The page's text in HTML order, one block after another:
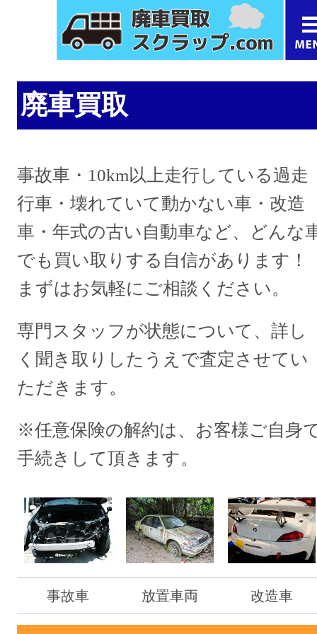
廃車買取
事故車・10km以上走行している過走
行車・壊れていて動かない車・改造
車・年式の古い自動車など、どんな
でも買い取りする自信があります！
まずはお気軽にご相談ください。
専門スタッフが状態について、詳し
く聞き取りしたうえで査定させてい
ただきます。
※任意保険の解約は、お客様ご自身
手続きして頂きます。
事故車 放置車両 改造車